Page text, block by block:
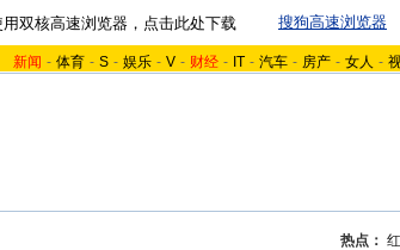
双核高速浏览器，点击此处下载 搜狗高速浏览器
新闻 - 体育 - S - 娱乐 - V - 财经 - IT - 汽车 - 房产 - 女人 -
热点：